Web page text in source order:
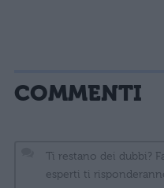
COMMENTI